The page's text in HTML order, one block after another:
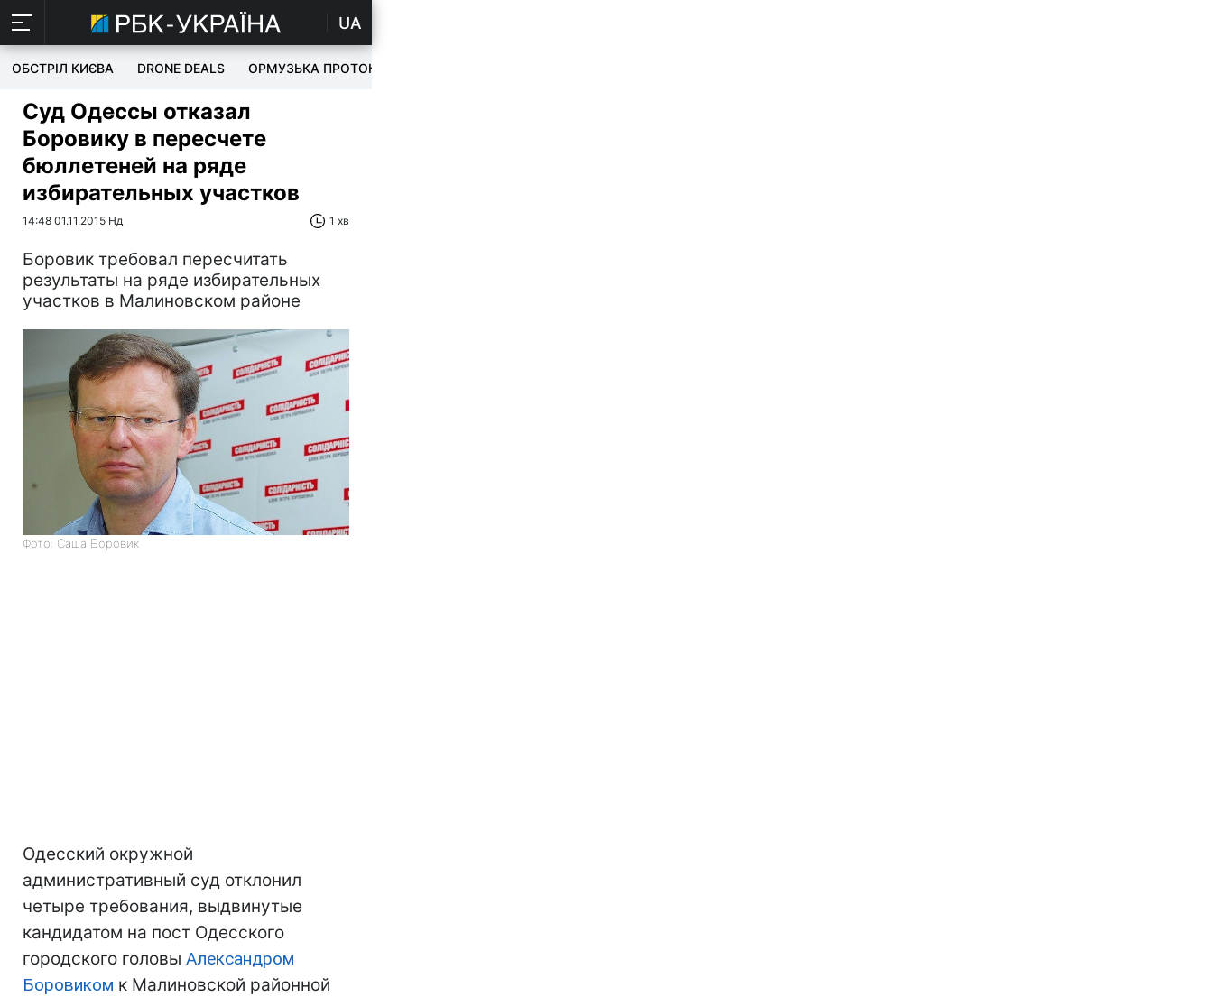
UA
ОБСТРІЛ КИЄВА DRONE DEALS ОРМУЗЬКА ПРОТОКА
Суд Одессы отказал
Боровику в пересчете
бюллетеней на ряде
избирательных участков
14:48 01.11.2015 Нд 1 хв
Боровик требовал пересчитать
результаты на ряде избирательных
участков в Малиновском районе
Фото: Саша Боровик
Одесский окружной
административный суд отклонил
четыре требования, выдвинутые
кандидатом на пост Одесского
городского головы Александром
Боровиком к Малиновской районной